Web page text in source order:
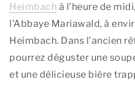
Heimbach à l’heure de
l’Abbaye Mariawald, à
Heimbach. Dans l’ancien
pourrez déguster une
et une délicieuse bière